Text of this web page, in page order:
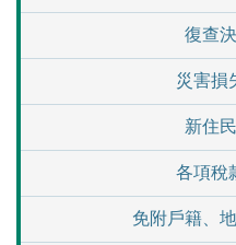
復查
災害損
新住
各項稅
免附戶籍、